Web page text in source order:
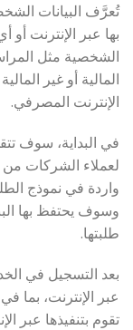
تُعرَّف البيانات
بها عبر الإنترنت أو
الشخصية مثل
المالية أو غير
الإنترنت المصرفي.
في البداية، سوف
لعملاء الشركات
واردة في نموذج
وسوف يحتفظ بها
طلبتها.
بعد التسجيل في
عبر الإنترنت، بما
تقوم بتنفيذها عبر